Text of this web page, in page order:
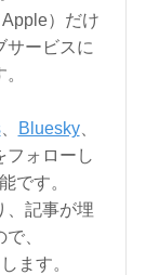
）だけ
サービスに
、 Bluesky、
フォローし
です。
、記事が埋
、
ます。